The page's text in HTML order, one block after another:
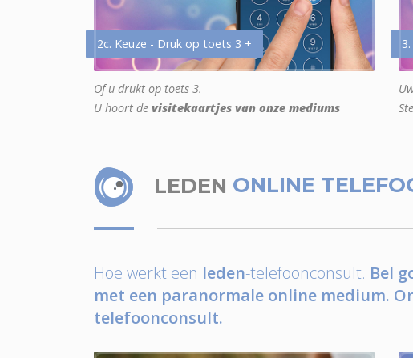
2c. Keuze - Druk op toets 3 +
Of u drukt op toets 3.
U hoort de visitekaartjes van onze mediums
LEDEN ONLINE
Hoe werkt een leden-telefoonconsult. Bel
met een paranormale online medium.
telefoonconsult.